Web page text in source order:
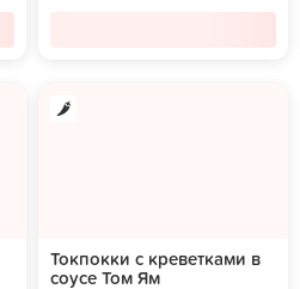
Токпокки с креветками в
соусе Том Ям